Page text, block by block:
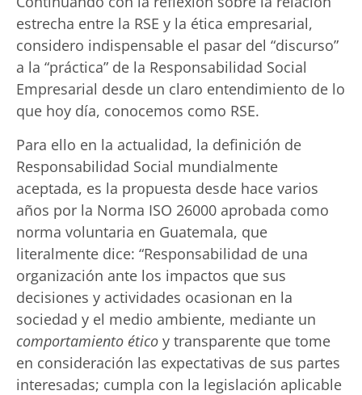
estrecha entre la RSE y la ética empresarial,
considero indispensable el pasar del “discurso”
a la “práctica” de la Responsabilidad Social
Empresarial desde un claro entendimiento de lo
que hoy día, conocemos como RSE.
Para ello en la actualidad, la definición de
Responsabilidad Social mundialmente
aceptada, es la propuesta desde hace varios
años por la Norma ISO 26000 aprobada como
norma voluntaria en Guatemala, que
literalmente dice: “Responsabilidad de una
organización ante los impactos que sus
decisiones y actividades ocasionan en la
sociedad y el medio ambiente, mediante un
comportamiento ético y transparente que tome
en consideración las expectativas de sus partes
interesadas; cumpla con la legislación aplicable